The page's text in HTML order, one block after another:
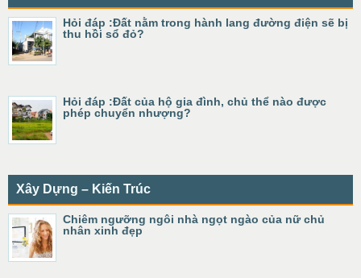
Hỏi đáp :Đất nằm trong hành lang đường điện sẽ bị
thu hồi sổ đỏ?
Hỏi đáp :Đất của hộ gia đình, chủ thể nào được
phép chuyển nhượng?
Xây Dựng – Kiến Trúc
Chiêm ngưỡng ngôi nhà ngọt ngào của nữ chủ
nhân xinh đẹp